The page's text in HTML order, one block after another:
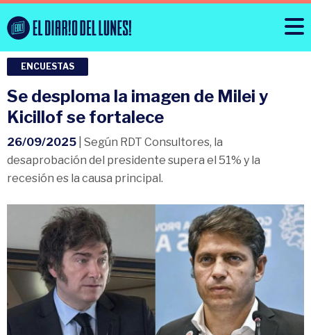
ENCUESTAS
Se desploma la imagen de Milei y
Kicillof se fortalece
26/09/2025 | Según RDT Consultores, la
desaprobación del presidente supera el 51% y la
recesión es la causa principal.